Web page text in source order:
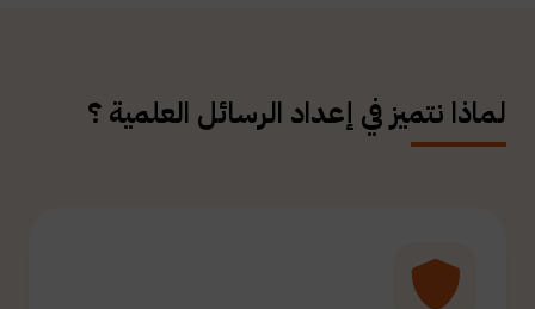
لماذا نتميز في إعداد الرسائل العلمية ؟